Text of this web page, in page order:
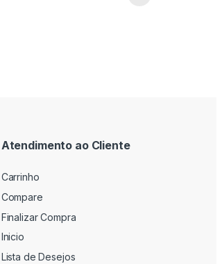
Atendimento ao Cliente
Carrinho
Compare
Finalizar Compra
Inicio
Lista de Desejos